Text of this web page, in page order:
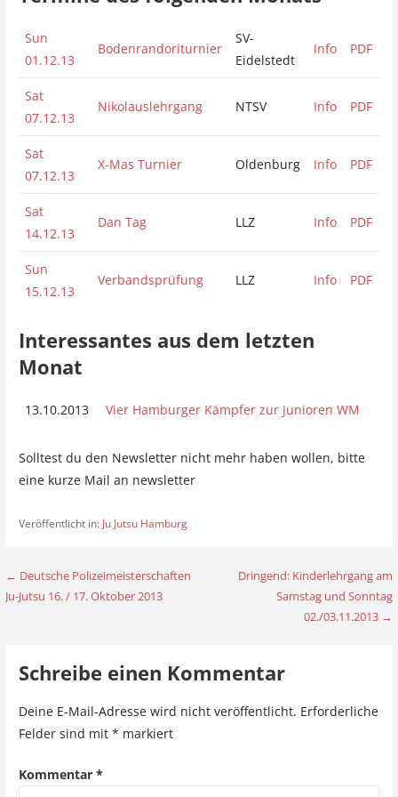
Sun
01.12.13
Bodenrandoriturnier
SV-
Eidelstedt
Info PDF
Sat
07.12.13
Nikolauslehrgang NTSV Info PDF
Sat
07.12.13
X-Mas Turnier Oldenburg Info PDF
Sat
14.12.13
Dan Tag LLZ Info PDF
Sun
15.12.13
Verbandsprüfung LLZ Info PDF
Interessantes aus dem letzten
Monat
13.10.2013 Vier Hamburger Kämpfer zur Junioren WM
Solltest du den Newsletter nicht mehr haben wollen, bitte
eine kurze Mail an newsletter
Veröffentlicht in: Ju Jutsu Hamburg
B
a
← Deutsche Polizeimeisterschaften
Ju-Jutsu 16. / 17. Oktober 2013
Dringend: Kinderlehrgang am
Samstag und Sonntag
02./03.11.2013 →
Schreibe einen Kommentar
Deine E-Mail-Adresse wird nicht veröffentlicht. Erforderliche
Felder sind mit * markiert
Kommentar *